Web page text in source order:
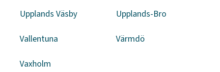
Upplands Väsby Upplands-Bro
Vallentuna Värmdö
Vaxholm